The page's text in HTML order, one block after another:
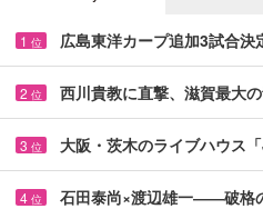
1 位 広島東洋カープ追加3試合
2 位 西川貴教に直撃、滋賀最大
3 位 大阪・茨木のライブハウス
4 位 石田泰尚×渡辺雄一――破